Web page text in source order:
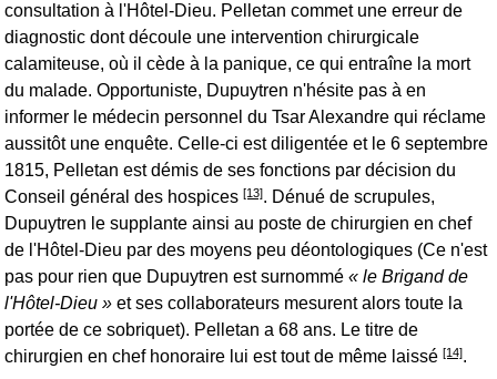
consultation à l'Hôtel-Dieu. Pelletan commet une erreur de
diagnostic dont découle une intervention chirurgicale
calamiteuse, où il cède à la panique, ce qui entraîne la mort
du malade. Opportuniste, Dupuytren n'hésite pas à en
informer le médecin personnel du Tsar Alexandre qui réclame
aussitôt une enquête. Celle-ci est diligentée et le 6 septembre
1815, Pelletan est démis de ses fonctions par décision du
Conseil général des hospices [13]. Dénué de scrupules,
Dupuytren le supplante ainsi au poste de chirurgien en chef
de l'Hôtel-Dieu par des moyens peu déontologiques (Ce n'est
pas pour rien que Dupuytren est surnommé
le Brigand de
l'Hôtel-Dieu
et ses collaborateurs mesurent alors toute la
portée de ce sobriquet). Pelletan a 68 ans. Le titre de
chirurgien en chef honoraire lui est tout de même laissé [14].